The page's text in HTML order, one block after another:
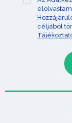
céljából